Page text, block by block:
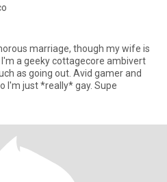
marriage, though my wife is
a geeky cottagecore ambivert
as going out. Avid gamer and
I'm just *really* gay. Supe